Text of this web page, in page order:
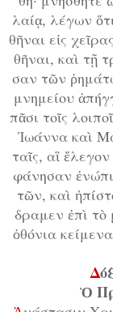
λαί­ᾳ, λέ­γων
θῆ­ναι εἰς
θῆ­ναι, καὶ τῇ
σαν τῶν
μνη­μεί­ου
πᾶ­σι τοῖς
Ἰ­ω­άν­να καὶ
ταῖς, αἳ
φά­νη­σαν
τῶν, καὶ
δρα­μεν ἐ­πὶ τὸ
ὀ­θό­νι­α
Δ
Ὁ